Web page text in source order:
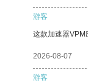
游客
这款加速器VPM
2026-08-07
游客